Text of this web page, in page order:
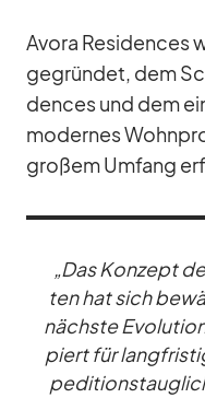
Avora Re­si­den­ces
ge­grün­det, dem
den­ces und dem
mo­der­nes
gro­ßem Um­fang
„Das Kon­zept
ten hat sich
nächste
piert für